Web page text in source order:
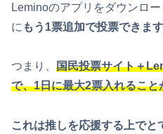
Leminoのアプリをダウンロ
に もう1票追加で投票できます
つまり、 国民投票サイト＋
で、1日に最大2票入れること
これは推しを応援する上でと